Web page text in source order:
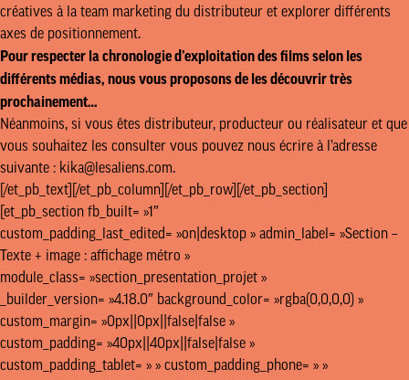
créatives à la team marketing du distributeur et explorer différents
axes de positionnement.
Pour respecter la chronologie d’exploitation des films selon les
différents médias, nous vous proposons de les découvrir très
prochainement…
Néanmoins, si vous êtes distributeur, producteur ou réalisateur et que
vous souhaitez les consulter vous pouvez nous écrire à l’adresse
suivante : kika@lesaliens.com.
[/et_pb_text][/et_pb_column][/et_pb_row][/et_pb_section]
[et_pb_section fb_built= »1″
custom_padding_last_edited= »on|desktop » admin_label= »Section –
Texte + image : affichage métro »
module_class= »section_presentation_projet »
_builder_version= »4.18.0″ background_color= »rgba(0,0,0,0) »
custom_margin= »0px||0px||false|false »
custom_padding= »40px||40px||false|false »
custom_padding_tablet= » » custom_padding_phone= » »